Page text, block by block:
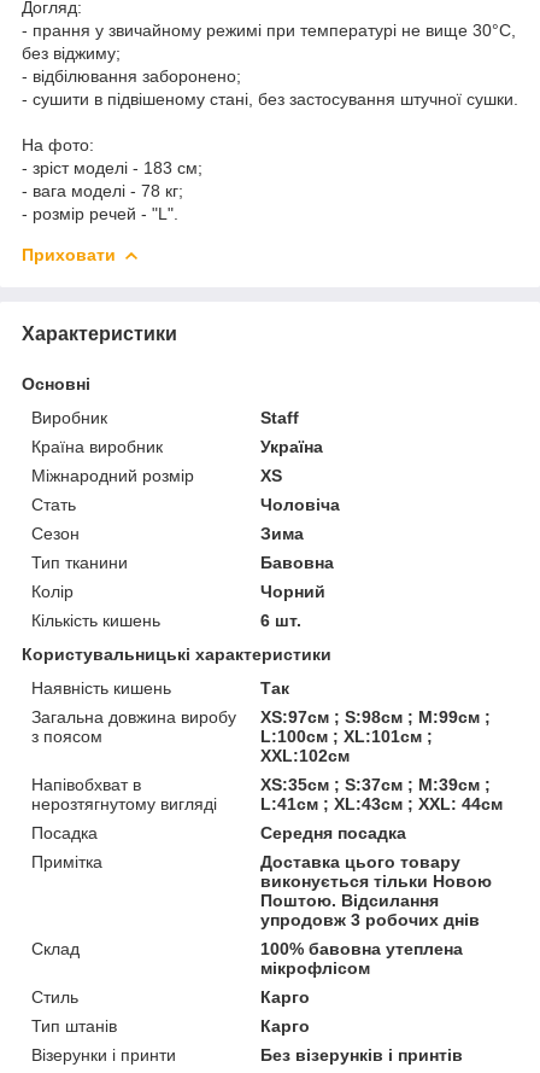
Догляд:
- прання у звичайному режимі при температурі не вище 30°C,
без віджиму;
- відбілювання заборонено;
- сушити в підвішеному стані, без застосування штучної сушки.
На фото:
- зріст моделі - 183 см;
- вага моделі - 78 кг;
- розмір речей - "L".
Приховати
Характеристики
Основні
Виробник
Staff
Країна виробник
Україна
Міжнародний розмір
XS
Стать
Чоловіча
Сезон
Зима
Тип тканини
Бавовна
Колір
Чорний
Кількість кишень
6 шт.
Користувальницькі характеристики
Наявність кишень
Так
Загальна довжина виробу
з поясом
XS:97см ; S:98см ; M:99см ;
L:100см ; XL:101см ;
XXL:102см
Напівобхват в
нерозтягнутому вигляді
XS:35см ; S:37см ; M:39см ;
L:41см ; XL:43см ; XXL: 44см
Посадка
Середня посадка
Примітка
Доставка цього товару
виконується тільки Новою
Поштою. Відсилання
упродовж 3 робочих днів
Склад
100% бавовна утеплена
мікрофлісом
Стиль
Карго
Тип штанів
Карго
Візерунки і принти
Без візерунків і принтів